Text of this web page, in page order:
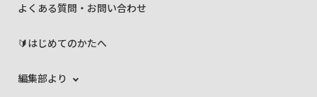
よくある質問・お問い合わせ
🔰はじめてのかたへ
編集部より